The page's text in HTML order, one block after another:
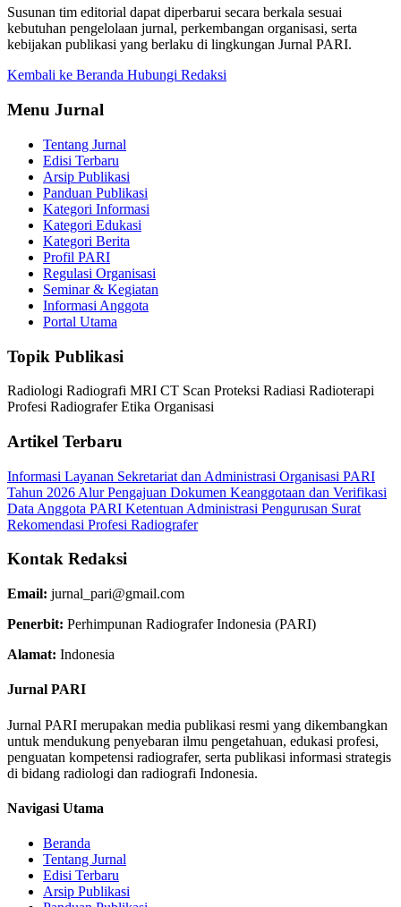
Susunan tim editorial dapat diperbarui secara berkala sesuai
kebutuhan pengelolaan jurnal, perkembangan organisasi, serta
kebijakan publikasi yang berlaku di lingkungan Jurnal PARI.
Kembali ke Beranda Hubungi Redaksi
Menu Jurnal
Tentang Jurnal
Edisi Terbaru
Arsip Publikasi
Panduan Publikasi
Kategori Informasi
Kategori Edukasi
Kategori Berita
Profil PARI
Regulasi Organisasi
Seminar & Kegiatan
Informasi Anggota
Portal Utama
Topik Publikasi
Radiologi Radiografi MRI CT Scan Proteksi Radiasi Radioterapi
Profesi Radiografer Etika Organisasi
Artikel Terbaru
Informasi Layanan Sekretariat dan Administrasi Organisasi PARI
Tahun 2026 Alur Pengajuan Dokumen Keanggotaan dan Verifikasi
Data Anggota PARI Ketentuan Administrasi Pengurusan Surat
Rekomendasi Profesi Radiografer
Kontak Redaksi
Email: jurnal_pari@gmail.com
Penerbit: Perhimpunan Radiografer Indonesia (PARI)
Alamat: Indonesia
Jurnal PARI
Jurnal PARI merupakan media publikasi resmi yang dikembangkan
untuk mendukung penyebaran ilmu pengetahuan, edukasi profesi,
penguatan kompetensi radiografer, serta publikasi informasi strategis
di bidang radiologi dan radiografi Indonesia.
Navigasi Utama
Beranda
Tentang Jurnal
Edisi Terbaru
Arsip Publikasi